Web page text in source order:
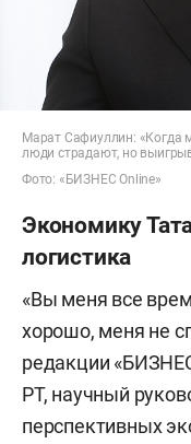
Марат Сафиуллин: «Когда
люди страдают, но
Фото: «БИЗНЕС Online»
Экономику
логистика
«Вы меня все
хорошо, меня не
редакции
РТ, научный
перспективных